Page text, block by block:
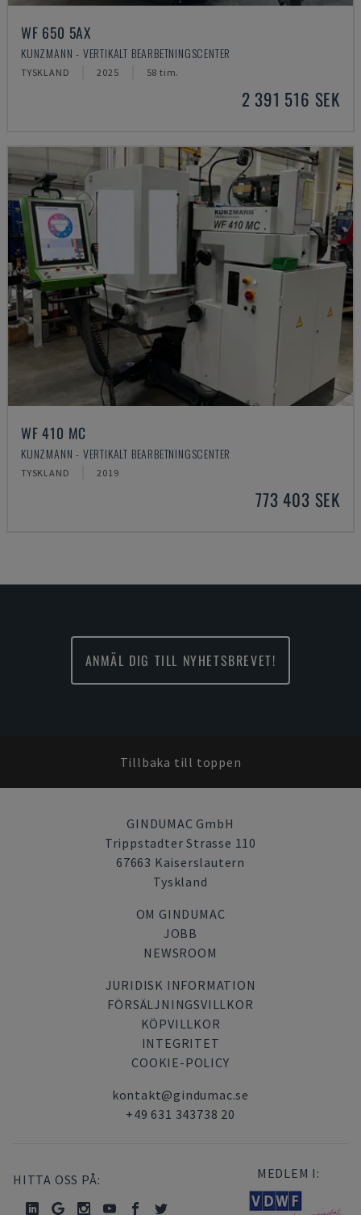
WF 650 5AX
KUNZMANN - VERTIKALT BEARBETNINGSCENTER
TYSKLAND 2025 58 tim.
2 391 516 SEK
WF 410 MC
KUNZMANN - VERTIKALT BEARBETNINGSCENTER
TYSKLAND 2019
773 403 SEK
ANMÄL DIG TILL NYHETSBREVET!
Tillbaka till toppen
GINDUMAC GmbH
Trippstadter Strasse 110
67663 Kaiserslautern
Tyskland
OM GINDUMAC
JOBB
NEWSROOM
JURIDISK INFORMATION
FÖRSÄLJNINGSVILLKOR
KÖPVILLKOR
INTEGRITET
COOKIE-POLICY
kontakt@gindumac.se
+49 631 343738 20
HITTA OSS PÅ: MEDLEM I: